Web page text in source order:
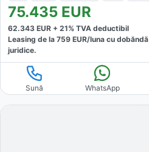
75.435 EUR
62.343 EUR + 21% TVA deductibil
Leasing de la 759 EUR/luna cu dobăndă
juridice.
Sună WhatsApp